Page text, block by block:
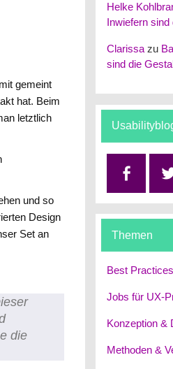
gemeint
hat. Beim
letztlich
und so
Design
Set an
die
Helke
Inwiefern
Clarissazu
sind die
Themen
Best Practices
Jobs für UX-
Konzeption &
Methoden &